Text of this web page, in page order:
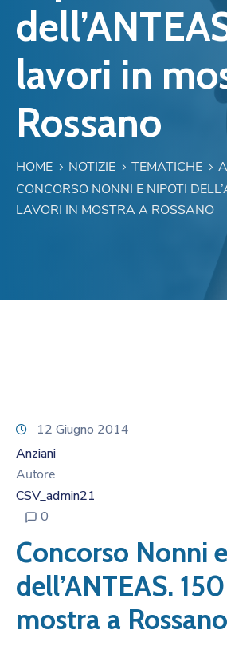
lavori in
Rossano
HOME NOTIZIE TEMATICHE
CONCORSO NONNI E NIPOTI
LAVORI IN MOSTRA A ROSSANO
12 Giugno 2014
Anziani
Autore
CSV_admin21
0
Concorso Nonni
dell’ANTEAS.
mostra a Rossano